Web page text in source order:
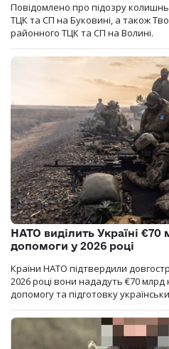
Повідомлено про підозру
ТЦК та СП на Буковині, а також
районного ТЦК та СП на Волині.
НАТО виділить Україні €70
допомоги у 2026 році
Країни НАТО підтвердили
2026 році вони нададуть €70 млрд
допомогу та підготовку